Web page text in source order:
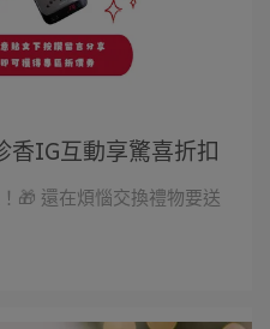
IG互動享驚喜折扣
🎁 還在煩惱交換禮物要送